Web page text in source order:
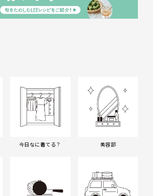
今日なに着てる？ 美容部